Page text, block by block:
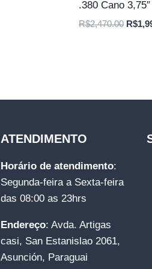
.380 Cano
R$2,470.00 O
R$
ATENDIMENTO
Horário de atendimento:
Segunda-feira a Sexta-feira
das 08:00 as 23hrs
Endereço: Avda. Artigas
casi, San Estanislao 2061,
Asunción, Paraguai